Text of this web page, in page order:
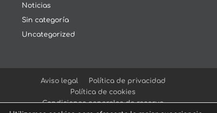
Noticias
Sin categoría
Uncategorized
Aviso legal
Política de privacidad
Política de cookies
Condiciones generales de reserva